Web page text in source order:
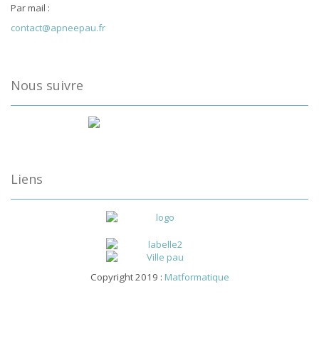
Par mail :
contact@apneepau.fr
Nous suivre
Liens
Copyright 2019 : Matformatique